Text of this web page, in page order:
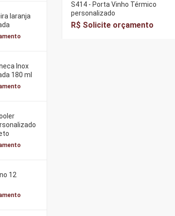
laranja
Inox
180 ml
12
S414 - Porta Vinho Térmico
personalizado
R$ Solicite orçamento